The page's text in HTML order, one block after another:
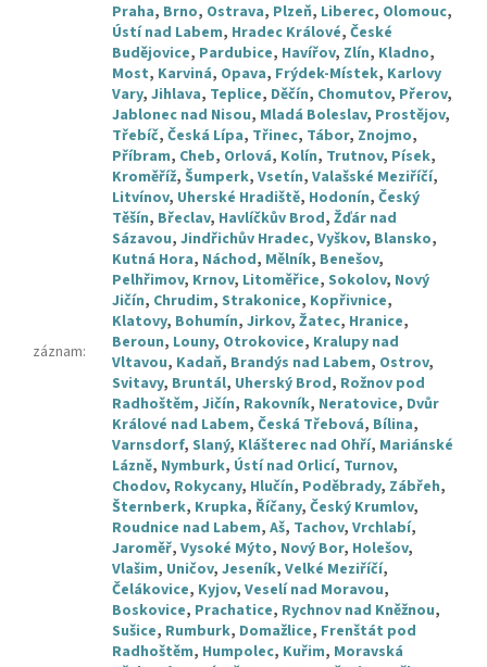
záznam:
Praha, Brno, Ostrava, Plzeň, Liberec, Olomouc,
Ústí nad Labem, Hradec Králové, České
Budějovice, Pardubice, Havířov, Zlín, Kladno,
Most, Karviná, Opava, Frýdek-Místek, Karlovy
Vary, Jihlava, Teplice, Děčín, Chomutov, Přerov,
Jablonec nad Nisou, Mladá Boleslav, Prostějov,
Třebíč, Česká Lípa, Třinec, Tábor, Znojmo,
Příbram, Cheb, Orlová, Kolín, Trutnov, Písek,
Kroměříž, Šumperk, Vsetín, Valašské Meziříčí,
Litvínov, Uherské Hradiště, Hodonín, Český
Těšín, Břeclav, Havlíčkův Brod, Žďár nad
Sázavou, Jindřichův Hradec, Vyškov, Blansko,
Kutná Hora, Náchod, Mělník, Benešov,
Pelhřimov, Krnov, Litoměřice, Sokolov, Nový
Jičín, Chrudim, Strakonice, Kopřivnice,
Klatovy, Bohumín, Jirkov, Žatec, Hranice,
Beroun, Louny, Otrokovice, Kralupy nad
Vltavou, Kadaň, Brandýs nad Labem, Ostrov,
Svitavy, Bruntál, Uherský Brod, Rožnov pod
Radhoštěm, Jičín, Rakovník, Neratovice, Dvůr
Králové nad Labem, Česká Třebová, Bílina,
Varnsdorf, Slaný, Klášterec nad Ohří, Mariánské
Lázně, Nymburk, Ústí nad Orlicí, Turnov,
Chodov, Rokycany, Hlučín, Poděbrady, Zábřeh,
Šternberk, Krupka, Říčany, Český Krumlov,
Roudnice nad Labem, Aš, Tachov, Vrchlabí,
Jaroměř, Vysoké Mýto, Nový Bor, Holešov,
Vlašim, Uničov, Jeseník, Velké Meziříčí,
Čelákovice, Kyjov, Veselí nad Moravou,
Boskovice, Prachatice, Rychnov nad Kněžnou,
Sušice, Rumburk, Domažlice, Frenštát pod
Radhoštěm, Humpolec, Kuřim, Moravská